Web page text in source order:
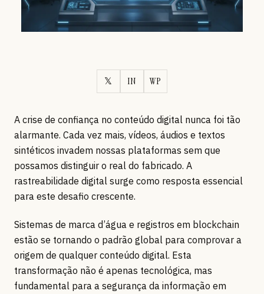
𝕏 IN WP
A crise de confiança no conteúdo digital nunca foi tão
alarmante. Cada vez mais, vídeos, áudios e textos
sintéticos invadem nossas plataformas sem que
possamos distinguir o real do fabricado. A
rastreabilidade digital surge como resposta essencial
para este desafio crescente.
Sistemas de marca d’água e registros em blockchain
estão se tornando o padrão global para comprovar a
origem de qualquer conteúdo digital. Esta
transformação não é apenas tecnológica, mas
fundamental para a segurança da informação em